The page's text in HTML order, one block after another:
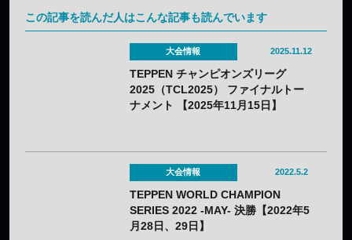
この記事を読んだ人はこんな記事も読んでいます
大会情報 2025.11.12
TEPPEN チャンピオンズリーグ
2025（TCL2025） ファイナルトー
ナメント 【2025年11月15日】
大会情報 2022.5.2
TEPPEN WORLD CHAMPION
SERIES 2022 -MAY- 決勝【2022年5
月28日、29日】